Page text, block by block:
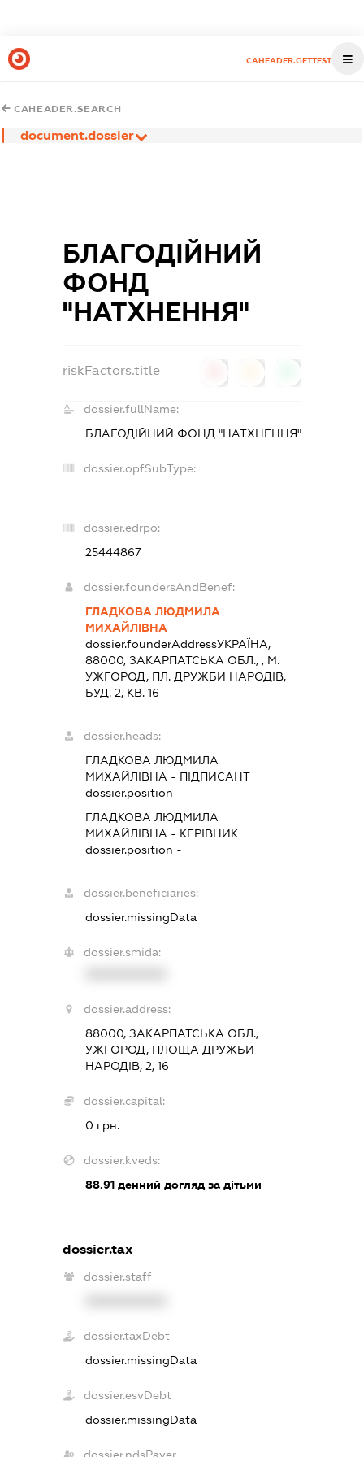
CAHEADER.GETTEST
CAHEADER.SEARCH
document.dossier
БЛАГОДІЙНИЙ
ФОНД
"НАТХНЕННЯ"
riskFactors.title
dossier.fullName:
БЛАГОДІЙНИЙ ФОНД "НАТХНЕННЯ"
dossier.opfSubType:
-
dossier.edrpo:
25444867
dossier.foundersAndBenef:
ГЛАДКОВА ЛЮДМИЛА
МИХАЙЛІВНА
dossier.founderAddressУКРАЇНА,
88000, ЗАКАРПАТСЬКА ОБЛ., , М.
УЖГОРОД, ПЛ. ДРУЖБИ НАРОДІВ,
БУД. 2, КВ. 16
dossier.heads:
ГЛАДКОВА ЛЮДМИЛА
МИХАЙЛІВНА - ПІДПИСАНТ
dossier.position -
ГЛАДКОВА ЛЮДМИЛА
МИХАЙЛІВНА - КЕРІВНИК
dossier.position -
dossier.beneficiaries:
dossier.missingData
dossier.smida:
dossier.address:
88000, ЗАКАРПАТСЬКА ОБЛ.,
УЖГОРОД, ПЛОЩА ДРУЖБИ
НАРОДІВ, 2, 16
dossier.capital:
0 грн.
dossier.kveds:
88.91денний догляд за дітьми
dossier.tax
dossier.staff
dossier.taxDebt
dossier.missingData
dossier.esvDebt
dossier.missingData